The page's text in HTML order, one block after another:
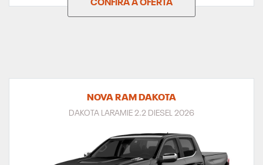
CONFIRA A OFERTA
NOVA RAM DAKOTA
DAKOTA LARAMIE 2.2 DIESEL 2026